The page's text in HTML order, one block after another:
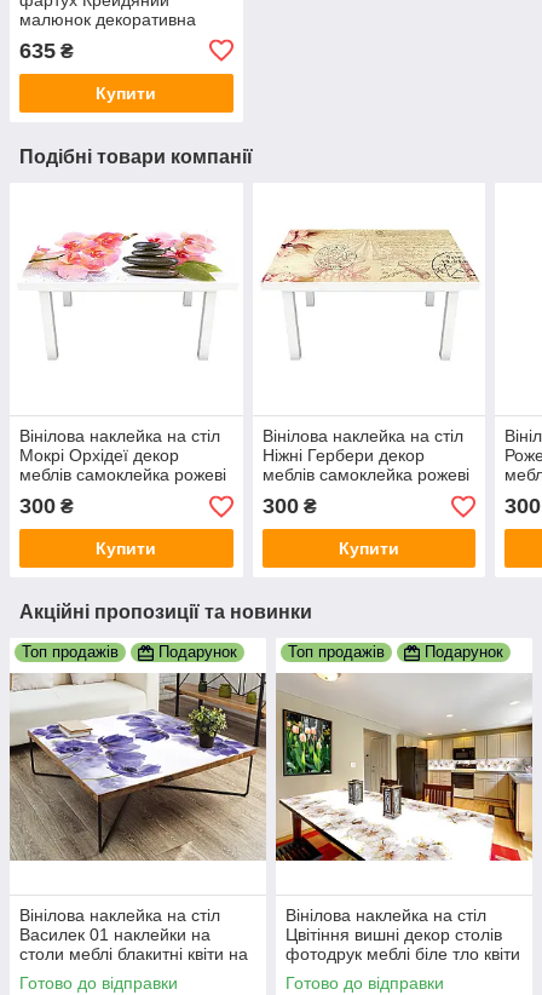
малюнок декоративна
ПВХ півонії рожеві квіти
Сірий
635 ₴
Купити
Подібні товари компанії
Вінілова наклейка на стіл
Мокрі Орхідеї декор
меблів самоклейка рожеві
квіти чорне каміння Білий
600х1200 мм
300 ₴
Купити
Вінілова наклейка на стіл
Ніжні Гербери декор
меблів самоклейка рожеві
квіти вінтаж Бежевий
600х1200 мм
300₴
Купити
300
Акційні пропозиції та новинки
Топ продажів Подарунок
Вінілова наклейка на стіл
Василек 01 наклейки на
столи меблі блакитні квіти на
білому тлі 600х1200 мм
Готово до відправки
Топ продажів Подарунок
Вінілова наклейка на стіл
Цвітіння вишні декор столів
фотодрук меблі біле тло квіти
сакура 600х1200 мм
Готово до відправки